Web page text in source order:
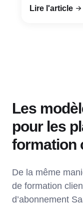
Lire l'article
Les
pour les
formation
De la même
de formation
d’abonnement